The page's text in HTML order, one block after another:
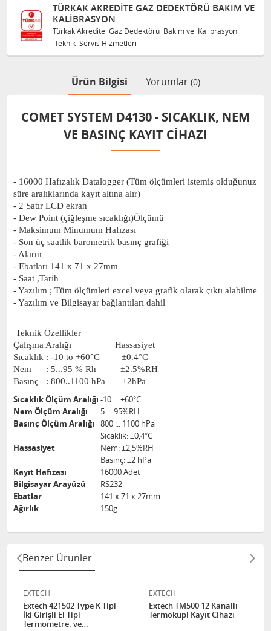
TÜRKAK AKREDITE GAZ DEDEKTÖRÜ BAKIM VE
KALIBRASYON
Türkak Akredite Gaz Dedektörü Bakım ve Kalibrasyon
Teknik Servis Hizmetleri
Ürün Bilgisi Yorumlar (0)
COMET SYSTEM D4130 - SICAKLIK, NEM
VE BASINÇ KAYIT CIHAZI
- 16000 Hafızalık Datalogger (Tüm ölçümleri istemiş olduğunuz
süre aralıklarında kayıt altına alır)
- 2 Satır LCD ekran
- Dew Point (çiğleşme sıcaklığı)Ölçümü
- Maksimum Minumum Hafızası
- Son üç saatlik barometrik basınç grafiği
- Alarm
- Ebatları 141 x 71 x 27mm
- Saat ,Tarih
- Yazılım ; Tüm ölçümleri excel veya grafik olarak çıktı alabilme
- Yazılım ve Bilgisayar bağlantıları dahil
Teknik Özellikler
Çalışma Aralığı Hassasiyet
Sıcaklık : -10 to +60°C ±0.4°C
Nem : 5...95 % Rh ±2.5%RH
Basınç : 800..1100 hPa ±2hPa
Sıcaklık Ölçüm Aralığı -10 ... +60°C
Nem Ölçüm Aralığı
5 ... 95%RH
Basınç Ölçüm Aralığı
800 ... 1100 hPa
Hassasiyet
Sıcaklık: ±0,4°C
Nem: ±2,5%RH
Basınç: ±2 hPa
Kayıt Hafızası
16000 Adet
Bilgisayar Arayüzü
RS232
Ebatlar
141 x 71 x 27mm
Ağırlık
150g.
Benzer Ürünler
EXTECH
Extech 421502 Type K Tipi
İki Girişli El Tipi
Termometre. ve
EXTECH
Extech TM500 12 Kanallı
Termokupl Kayıt Cihazı